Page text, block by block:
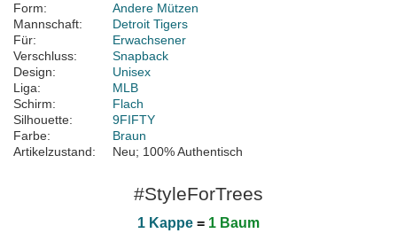
Form:
Andere Mützen
Mannschaft:
Detroit Tigers
Für:
Erwachsener
Verschluss:
Snapback
Design:
Unisex
Liga:
MLB
Schirm:
Flach
Silhouette:
9FIFTY
Farbe:
Braun
Artikelzustand:
Neu; 100% Authentisch
#StyleForTrees
1 Kappe = 1 Baum